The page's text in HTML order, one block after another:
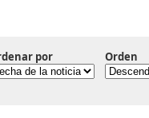
por Orden